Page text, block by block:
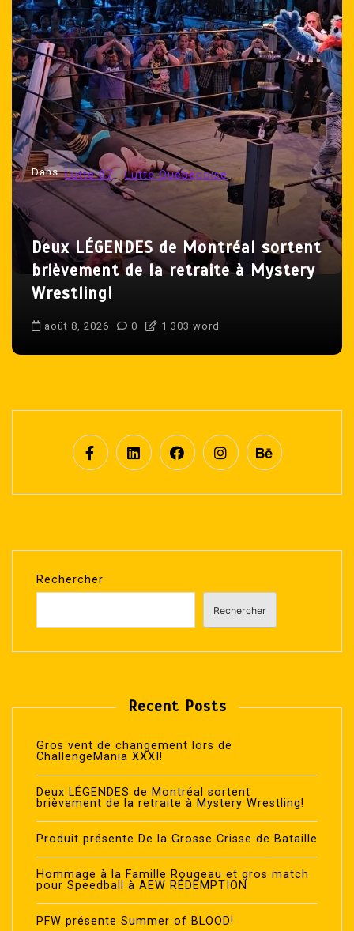
Dans Lutte Québécoise NCW
Gros vent de changement lors de
ChallengeMania XXXI!
août 9, 2026 0 1 460 word
Rechercher
Rechercher
Recent Posts
Gros vent de changement lors de
ChallengeMania XXXI!
Deux LÉGENDES de Montréal sortent
brièvement de la retraite à Mystery Wrestling!
Produit présente De la Grosse Crisse de Bataille
Hommage à la Famille Rougeau et gros match
pour Speedball à AEW RÉDEMPTION
PFW présente Summer of BLOOD!